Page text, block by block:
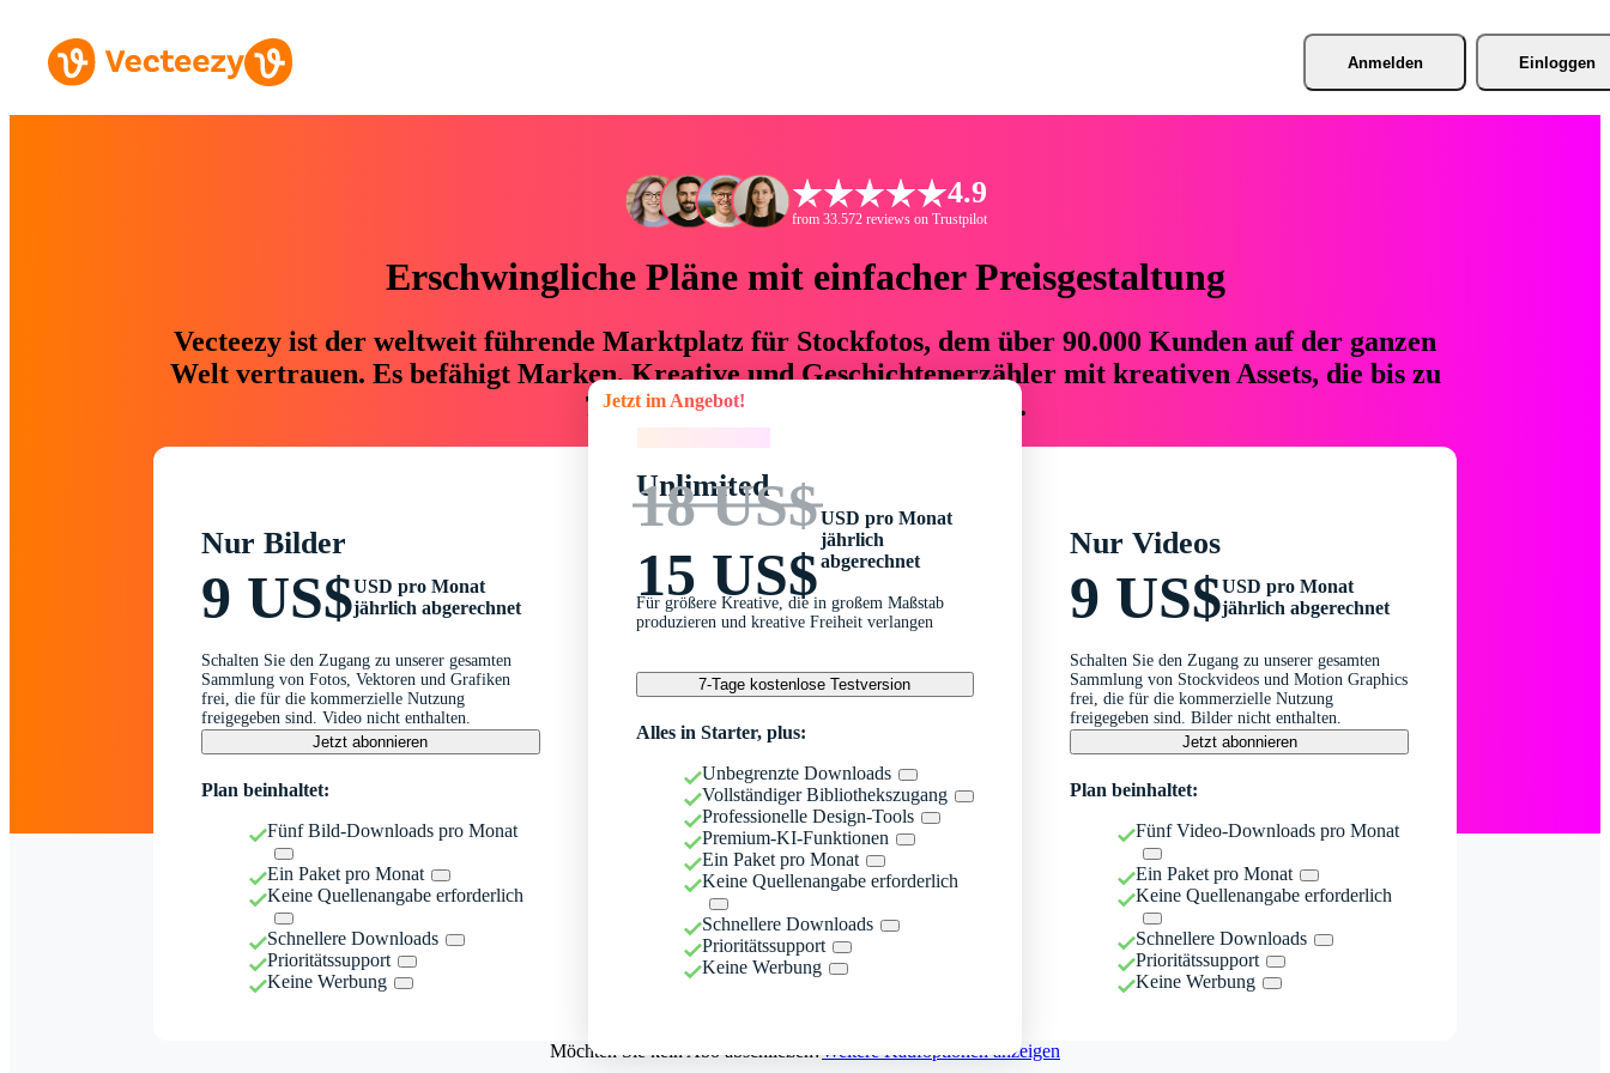
Anmelden Einloggen
4.9
from 33.572 reviews on Trustpilot
Erschwingliche Pläne mit einfacher Preisgestaltung
Vecteezy ist der weltweit führende Marktplatz für Stockfotos, dem über 90.000 Kunden auf der ganzen
Welt vertrauen. Es befähigt Marken, Kreative und Geschichtenerzähler mit kreativen Assets, die bis zu
76 % an Zeit und Budget einsparen.
Nur Bilder
9 US$USD pro Monat
jährlich abgerechnet
Schalten Sie den Zugang zu unserer gesamten
Sammlung von Fotos, Vektoren und Grafiken
frei, die für die kommerzielle Nutzung
freigegeben sind. Video nicht enthalten.
Jetzt abonnieren
Plan beinhaltet:
Fünf Bild-Downloads pro Monat
Ein Paket pro Monat
Keine Quellenangabe erforderlich
Schnellere Downloads
Prioritätssupport
Keine Werbung
Jetzt im Angebot!
Unlimited
18 US$
15 US$
USD pro Monat
jährlich
abgerechnet
Für größere Kreative, die in großem Maßstab
produzieren und kreative Freiheit verlangen
7-Tage kostenlose Testversion
Alles in Starter, plus:
Unbegrenzte Downloads
Vollständiger Bibliothekszugang
Professionelle Design-Tools
Premium-KI-Funktionen
Ein Paket pro Monat
Keine Quellenangabe erforderlich
Schnellere Downloads
Prioritätssupport
Keine Werbung
Nur Videos
9 US$USD pro Monat
jährlich abgerechnet
Schalten Sie den Zugang zu unserer gesamten
Sammlung von Stockvideos und Motion Graphics
frei, die für die kommerzielle Nutzung
freigegeben sind. Bilder nicht enthalten.
Jetzt abonnieren
Plan beinhaltet:
Fünf Video-Downloads pro Monat
Ein Paket pro Monat
Keine Quellenangabe erforderlich
Schnellere Downloads
Prioritätssupport
Keine Werbung
Möchten Sie kein Abo abschließen?Weitere Kaufoptionen anzeigen